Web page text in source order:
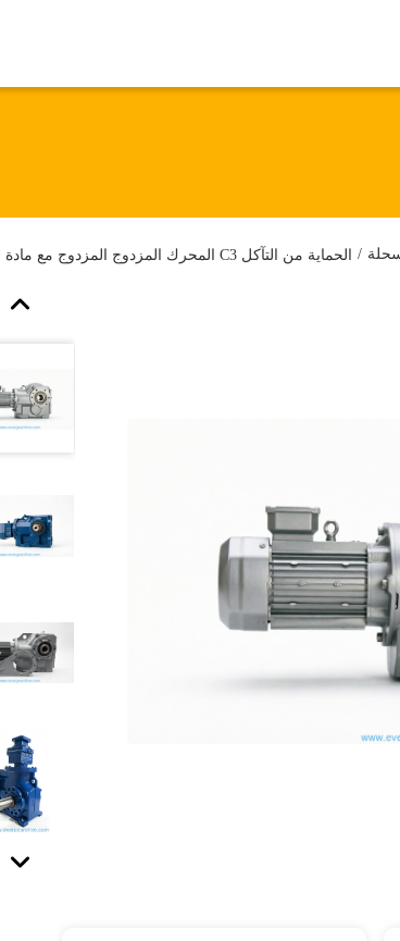
/ الحماية من التآكل C3 المحرك المزدوج المزدوج مع مادة العمود 40Cr و 20CrMnTi مثالية للخدمات الثقيلة